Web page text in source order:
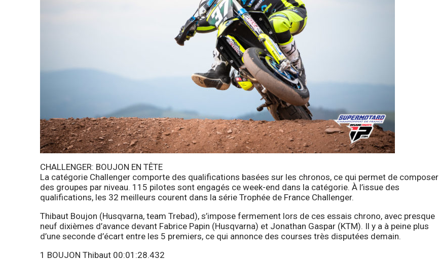
CHALLENGER: BOUJON EN TÊTE
La catégorie Challenger comporte des qualifications basées sur les chronos, ce qui permet de composer
des groupes par niveau. 115 pilotes sont engagés ce week-end dans la catégorie. À l’issue des
qualifications, les 32 meilleurs courent dans la série Trophée de France Challenger.
Thibaut Boujon (Husqvarna, team Trebad), s’impose fermement lors de ces essais chrono, avec presque
neuf dixièmes d’avance devant Fabrice Papin (Husqvarna) et Jonathan Gaspar (KTM). Il y a à peine plus
d’une seconde d’écart entre les 5 premiers, ce qui annonce des courses très disputées demain.
1 BOUJON Thibaut 00:01:28.432